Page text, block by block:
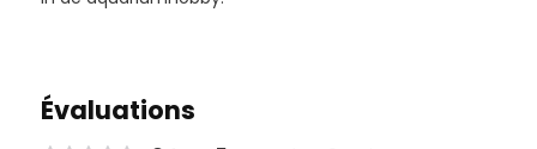
Évaluations